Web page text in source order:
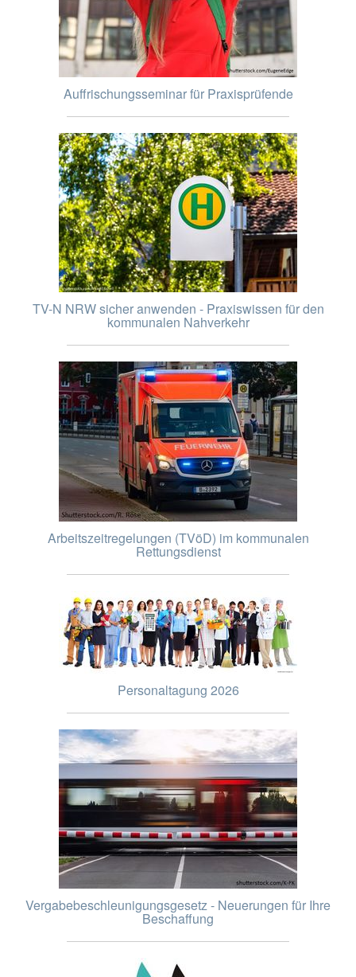
Auffrischungsseminar für Praxisprüfende
TV-N NRW sicher anwenden - Praxiswissen für den
kommunalen Nahverkehr
Arbeitszeitregelungen (TVöD) im kommunalen
Rettungsdienst
Personaltagung 2026
Vergabebeschleunigungsgesetz - Neuerungen für Ihre
Beschaffung